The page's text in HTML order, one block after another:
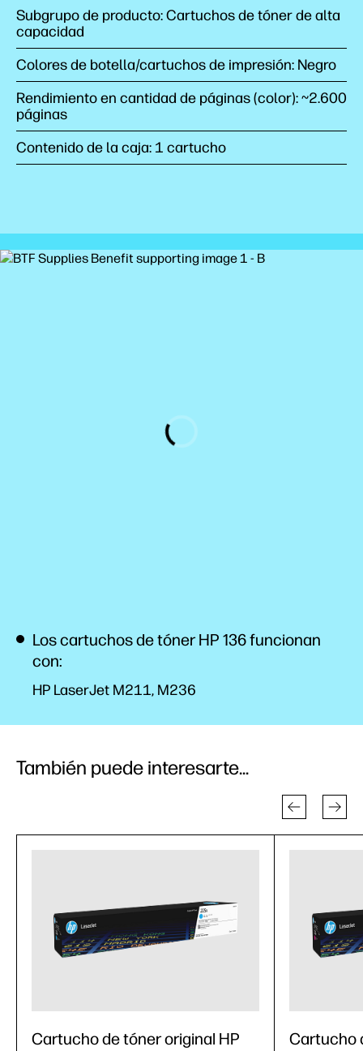
Subgrupo de producto: Cartuchos de tóner de alta
capacidad
Colores de botella/cartuchos de impresión: Negro
Rendimiento en cantidad de páginas (color): ~2.600
páginas
Contenido de la caja: 1 cartucho
Los cartuchos de tóner HP 136 funcionan
con:
HP LaserJet M211, M236
También puede interesarte...
Cartucho de tóner original HP
Cartucho